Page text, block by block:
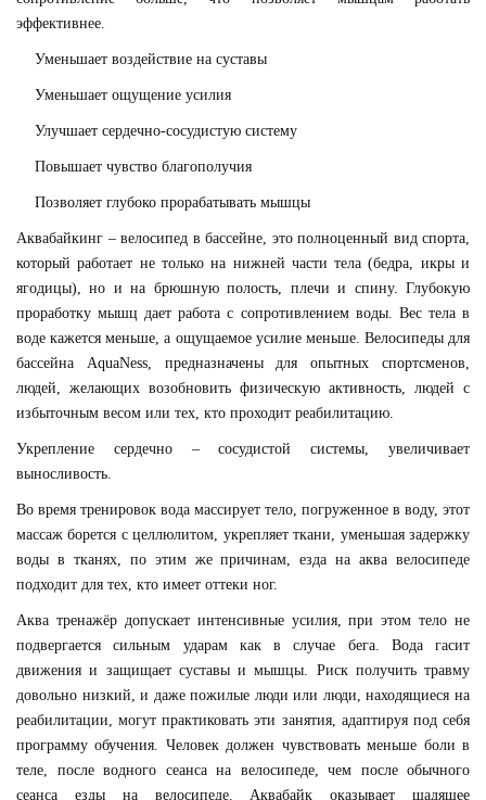
эффективнее.
Уменьшает воздействие на суставы
Уменьшает ощущение усилия
Улучшает сердечно-сосудистую систему
Повышает чувство благополучия
Позволяет глубоко прорабатывать мышцы
Аквабайкинг – велосипед в бассейне, это полноценный вид спорта,
который работает не только на нижней части тела (бедра, икры и
ягодицы), но и на брюшную полость, плечи и спину. Глубокую
проработку мышц дает работа с сопротивлением воды. Вес тела в
воде кажется меньше, а ощущаемое усилие меньше. Велосипеды для
бассейна AquaNess, предназначены для опытных спортсменов,
людей, желающих возобновить физическую активность, людей с
избыточным весом или тех, кто проходит реабилитацию.
Укрепление сердечно – сосудистой системы, увеличивает
выносливость.
Во время тренировок вода массирует тело, погруженное в воду, этот
массаж борется с целлюлитом, укрепляет ткани, уменьшая задержку
воды в тканях, по этим же причинам, езда на аква велосипеде
подходит для тех, кто имеет оттеки ног.
Аква тренажёр допускает интенсивные усилия, при этом тело не
подвергается сильным ударам как в случае бега. Вода гасит
движения и защищает суставы и мышцы. Риск получить травму
довольно низкий, и даже пожилые люди или люди, находящиеся на
реабилитации, могут практиковать эти занятия, адаптируя под себя
программу обучения. Человек должен чувствовать меньше боли в
теле, после водного сеанса на велосипеде, чем после обычного
сеанса езды на велосипеде. Аквабайк оказывает щадящее